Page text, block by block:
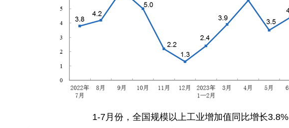
1-7月份，全国规模以上工业增加值同比增长3.8%